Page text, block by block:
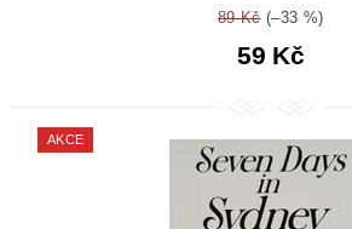
89 Kč(–33 %)
59 Kč
AKCE